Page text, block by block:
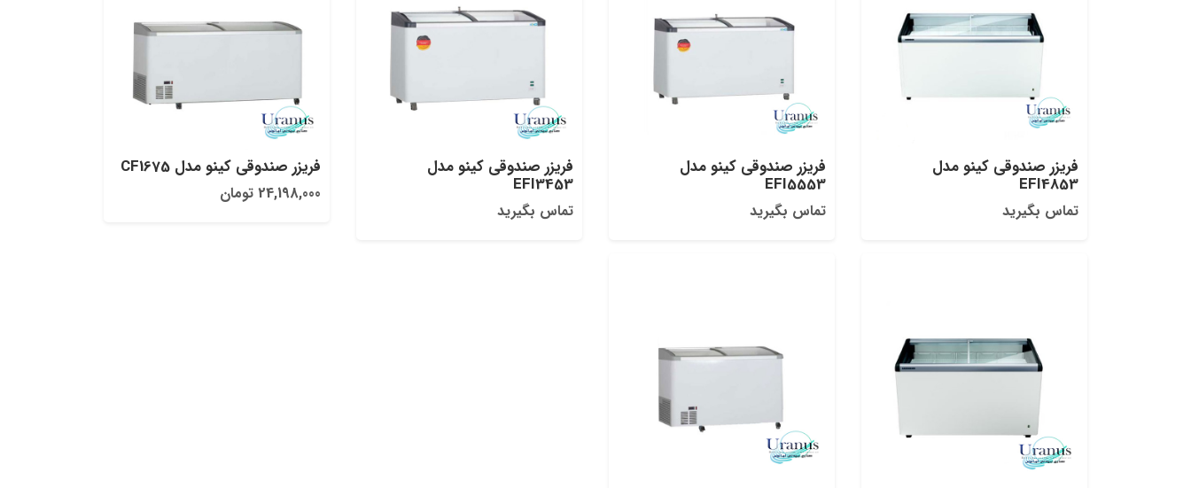
فریزر صندوقی کینو مدل
EFI4853
تماس بگیرید
فریزر صندوقی کینو مدل
EFI5553
تماس بگیرید
فریزر صندوقی کینو مدل
EFI3453
تماس بگیرید
فریزر صندوقی کینو مدل CF1675
24,198,000 تومان